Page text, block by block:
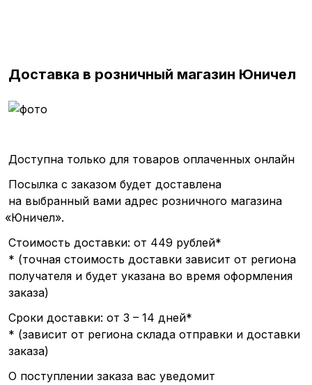
Доставка в розничный магазин Юничел
Доступна только для товаров оплаченных онлайн
Посылка с заказом будет доставлена
на выбранный вами адрес розничного магазина
«Юничел».
Стоимость доставки: от 449 рублей*
* (точная стоимость доставки зависит от региона
получателя и будет указана во время оформления
заказа)
Сроки доставки: от 3 – 14 дней*
* (зависит от региона склада отправки и доставки
заказа)
О поступлении заказа вас уведомит